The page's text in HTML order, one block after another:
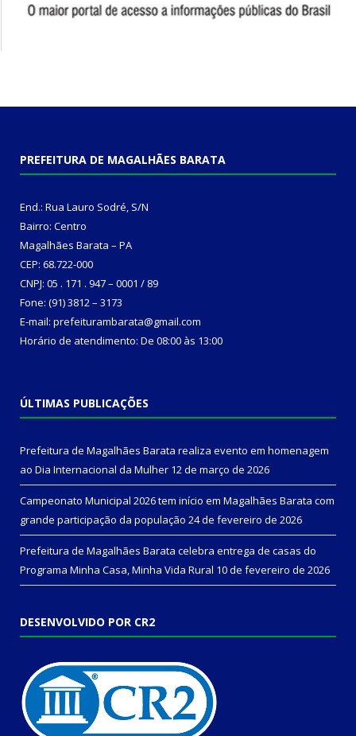
PREFEITURA DE MAGALHÃES BARATA
End.: Rua Lauro Sodré, S/N
Bairro: Centro
Magalhães Barata – PA
CEP: 68.722-000
CNPJ: 05 . 171 . 947 – 0001 / 89
Fone: (91) 3812 – 3173
E-mail: prefeiturambarata@gmail.com
Horário de atendimento: De 08:00 às 13:00
ÚLTIMAS PUBLICAÇÕES
Prefeitura de Magalhães Barata realiza evento em homenagem
ao Dia Internacional da Mulher 12 de março de 2026
Campeonato Municipal 2026 tem início em Magalhães Barata com
grande participação da população 24 de fevereiro de 2026
Prefeitura de Magalhães Barata celebra entrega de casas do
Programa Minha Casa, Minha Vida Rural 10 de fevereiro de 2026
DESENVOLVIDO POR CR2